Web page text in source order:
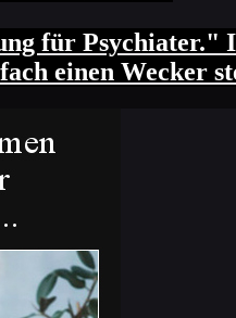
für Psychiater."
einen Wecker